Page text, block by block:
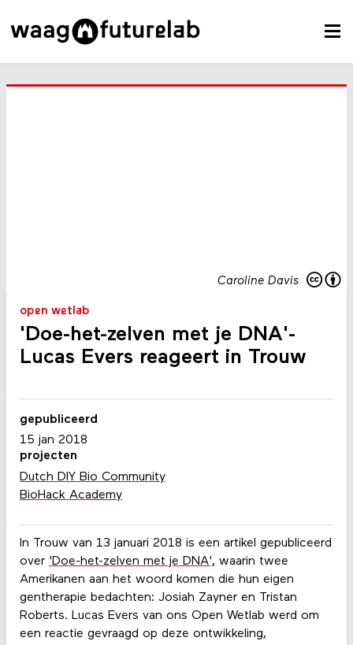
Caroline Davis
open wetlab
'Doe-het-zelven met je DNA'-
Lucas Evers reageert in Trouw
In Trouw van 13 januari 2018 is een artikel gepubliceerd
over 'Doe-het-zelven met je DNA', waarin twee
Amerikanen aan het woord komen die hun eigen
gentherapie bedachten: Josiah Zayner en Tristan
Roberts. Lucas Evers van ons Open Wetlab werd om
een reactie gevraagd op deze ontwikkeling,
gepubliceerd
15 jan 2018
projecten
Dutch DIY Bio Community
BioHack Academy